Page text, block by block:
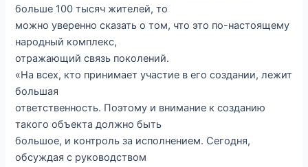
больше 100 тысяч жителей, то
можно уверенно сказать о том, что это по-настоящему
народный комплекс,
отражающий связь поколений.
«На всех, кто принимает участие в его создании, лежит
большая
ответственность. Поэтому и внимание к созданию
такого объекта должно быть
большое, и контроль за исполнением. Сегодня,
обсуждая с руководством